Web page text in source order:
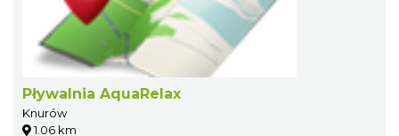
Pływalnia AquaRelax
Knurów
1.06 km